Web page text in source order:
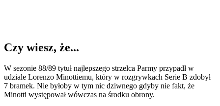
Czy wiesz, że...
W sezonie 88/89 tytuł najlepszego strzelca Parmy przypadł w
udziale Lorenzo Minottiemu, który w rozgrywkach Serie B zdobył
7 bramek. Nie byłoby w tym nic dziwnego gdyby nie fakt, że
Minotti występował wówczas na środku obrony.